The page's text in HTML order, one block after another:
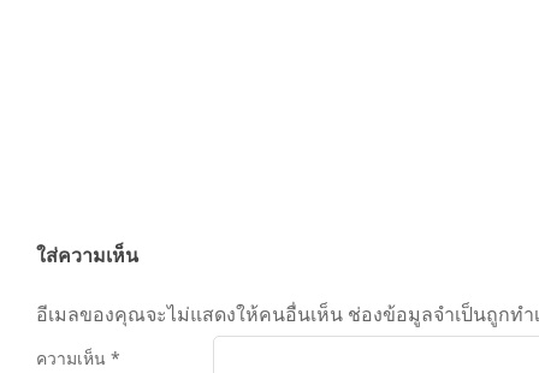
ใส่ความเห็น
อีเมลของคุณจะไม่แสดงให้คนอื่นเห็น ช่องข้อมูลจำเป็นถูกทำ
ความเห็น *